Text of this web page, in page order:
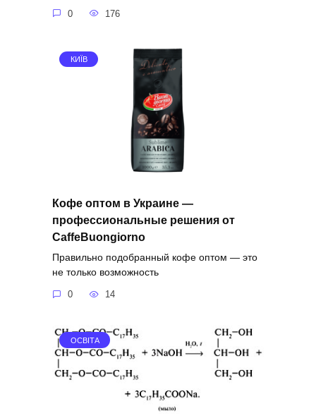
0 176
КИЇВ
Кофе оптом в Украине —
профессиональные решения от
CaffeBuongiorno
Правильно подобранный кофе оптом — это
не только возможность
0 14
ОСВІТА